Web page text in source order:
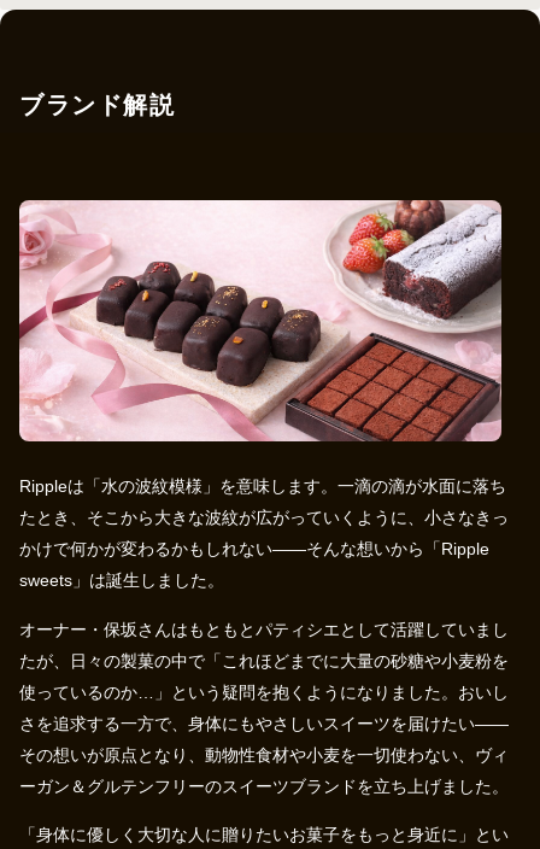
ブランド解説
Rippleは「水の波紋模様」を意味します。一滴の滴が水面に落ち
たとき、そこから大きな波紋が広がっていくように、小さなきっ
かけで何かが変わるかもしれない——そんな想いから「Ripple
sweets」は誕生しました。
オーナー・保坂さんはもともとパティシエとして活躍していまし
たが、日々の製菓の中で「これほどまでに大量の砂糖や小麦粉を
使っているのか…」という疑問を抱くようになりました。おいし
さを追求する一方で、身体にもやさしいスイーツを届けたい——
その想いが原点となり、動物性食材や小麦を一切使わない、ヴィ
ーガン＆グルテンフリーのスイーツブランドを立ち上げました。
「身体に優しく大切な人に贈りたいお菓子をもっと身近に」とい